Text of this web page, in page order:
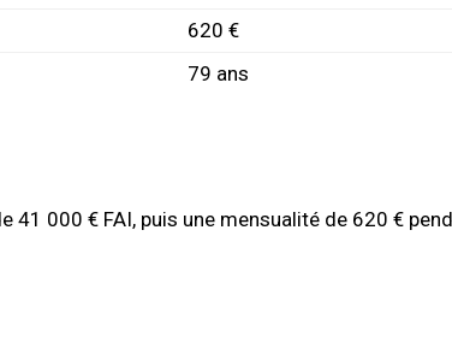
620 €
79 ans
41 000 € FAI, puis une mensualité de 620 €